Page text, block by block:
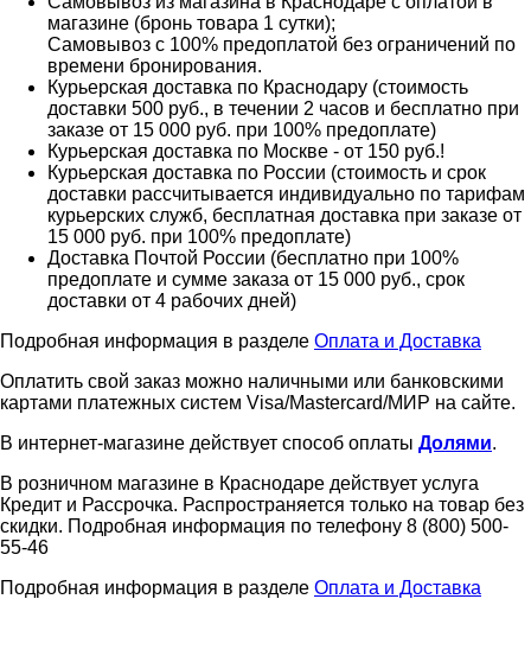
магазине (бронь товара 1 сутки);
Самовывоз с 100% предоплатой без ограничений по
времени бронирования.
Курьерская доставка по Краснодару (стоимость
доставки 500 руб., в течении 2 часов и бесплатно при
заказе от 15 000 руб. при 100% предоплате)
Курьерская доставка по Москве - от 150 руб.!
Курьерская доставка по России (стоимость и срок
доставки рассчитывается индивидуально по тарифам
курьерских служб, бесплатная доставка при заказе от
15 000 руб. при 100% предоплате)
Доставка Почтой России (бесплатно при 100%
предоплате и сумме заказа от 15 000 руб., срок
доставки от 4 рабочих дней)
Подробная информация в разделе Оплата и Доставка
Оплатить свой заказ можно наличными или банковскими
картами платежных систем Visa/Mastercard/МИР на сайте.
В интернет-магазине действует способ оплаты Долями.
В розничном магазине в Краснодаре действует услуга
Кредит и Рассрочка. Распространяется только на товар без
скидки. Подробная информация по телефону 8 (800) 500-
55-46
Подробная информация в разделе Оплата и Доставка